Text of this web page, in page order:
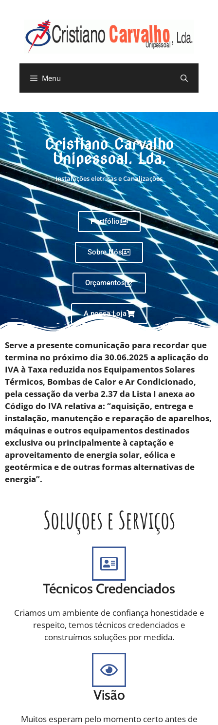
Menu
Cristiano Carvalho
Unipessoal. Lda.
Instalações eletricas e Canalizações
Portfólio
Sobre Nós
Orçamentos
A nossa Loja
Serve a presente comunicação para recordar que
termina no próximo dia 30.06.2025 a aplicação do
IVA à Taxa reduzida nos Equipamentos Solares
Térmicos, Bombas de Calor e Ar Condicionado,
pela cessação da verba 2.37 da Lista I anexa ao
Código do IVA relativa a: “aquisição, entrega e
instalação, manutenção e reparação de aparelhos,
máquinas e outros equipamentos destinados
exclusiva ou principalmente à captação e
aproveitamento de energia solar, eólica e
geotérmica e de outras formas alternativas de
energia”.
Soluçoes e Serviços
Técnicos Credenciados
Criamos um ambiente de confiança honestidade e
respeito, temos técnicos credenciados e
construímos soluções por medida.
Visão
Muitos esperam pelo momento certo antes de